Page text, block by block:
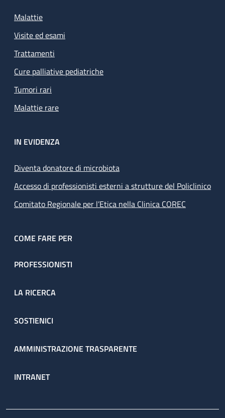
Malattie
Visite ed esami
Trattamenti
Cure palliative pediatriche
Tumori rari
Malattie rare
IN EVIDENZA
Diventa donatore di microbiota
Accesso di professionisti esterni a strutture del Policlinico
Comitato Regionale per l’Etica nella Clinica COREC
COME FARE PER
PROFESSIONISTI
LA RICERCA
SOSTIENICI
AMMINISTRAZIONE TRASPARENTE
INTRANET